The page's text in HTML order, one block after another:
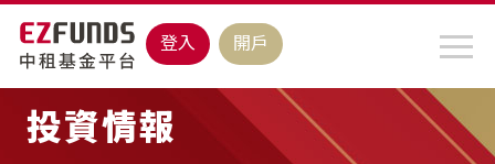
登入 開戶
投資情報